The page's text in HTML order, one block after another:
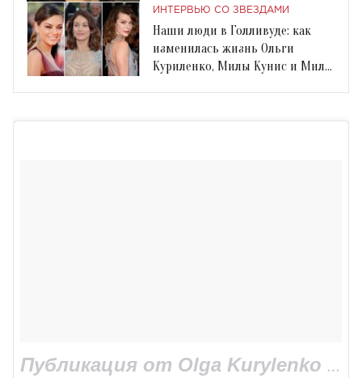
ИНТЕРВЬЮ СО ЗВЕЗДАМИ
Наши люди в Голливуде: как
изменилась жизнь Ольги
Куриленко, Милы Кунис и Милы
Публикация от Olga Kurylenko (@olgakurylenkoofficial)